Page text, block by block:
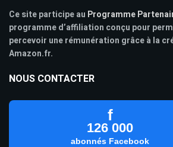
Ce site participe au Programme
programme d’affiliation conçu pour
percevoir une rémunération grâce à la
Amazon.fr.
NOUS CONTACTER
f
126 000
abonnés Facebook